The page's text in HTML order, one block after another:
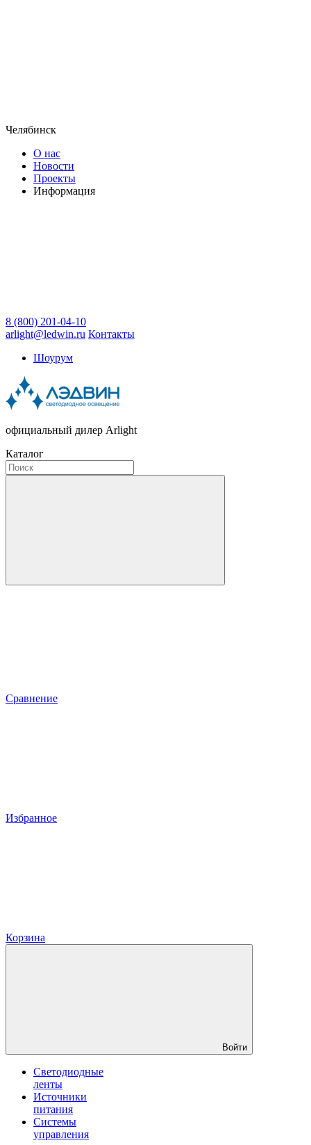
Челябинск
О нас
Новости
Проекты
Информация
8 (800) 201-04-10
arlight@ledwin.ru Контакты
Шоурум
официальный дилер Arlight
Каталог
Сравнение
Избранное
Корзина
Войти
Светодиодные
ленты
Источники
питания
Системы
управления